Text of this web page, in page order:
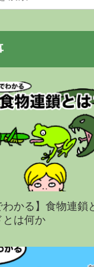
わかる】食物連鎖
とは何か